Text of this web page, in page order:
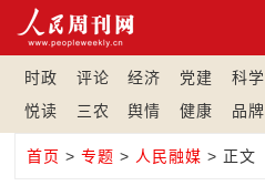
时政 评论 经济 党建 科学
悦读
三农 舆情 健康 品牌
首页 >专题 > 人民融媒 > 正文